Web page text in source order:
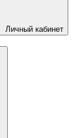
Личный кабинет